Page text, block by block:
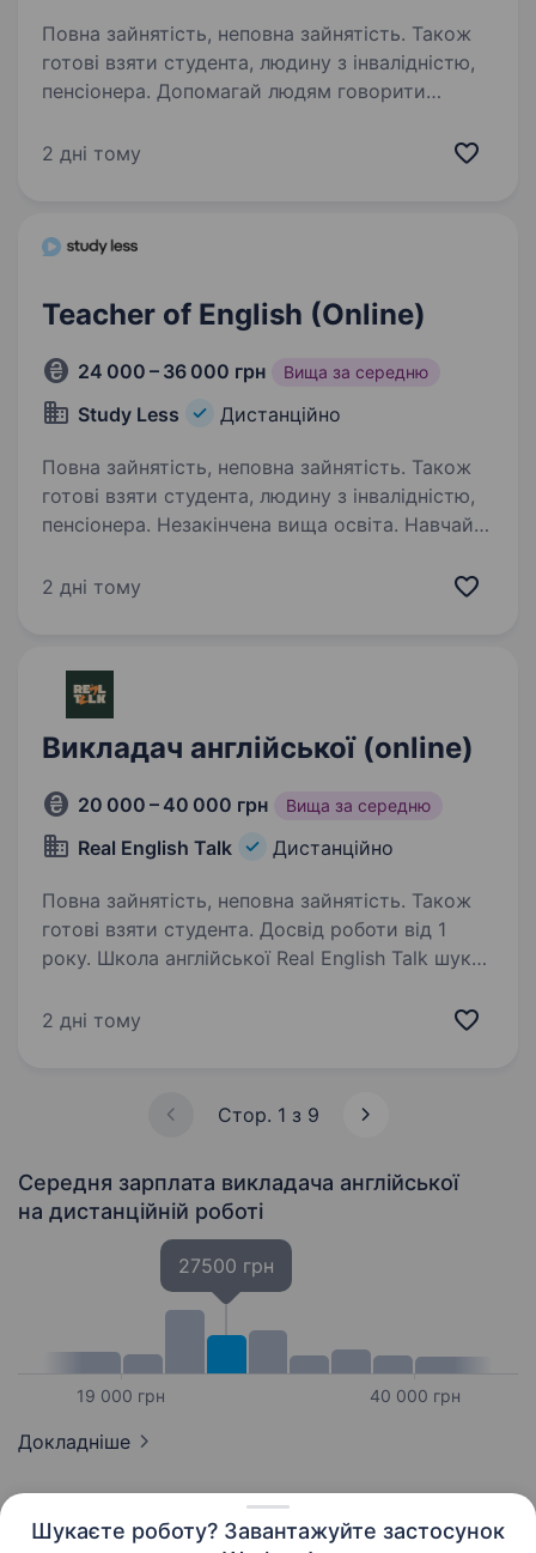
Шукаєте роботу? Завантажуйте застосунок
Повна зайнятість, неповна зайнятість. Також
готові взяти студента, людину з інвалідністю,
пенсіонера. Допомагай людям говорити
Розвивайся щодня Компанія Study Less — одна
англійську не просто предметом,…
2 дні тому
Teacher of English (Online)
24 000 – 36 000 грн Вища за середню
Study Less Дистанційно
Повна зайнятість, неповна зайнятість. Також
готові взяти студента, людину з інвалідністю,
пенсіонера. Незакінчена вища освіта. Навчайте
отримуйте стабільний дохід і розвивайтеся
мови для українців у різних країнах світу.
Ми допомагаємо…
2 дні тому
Викладач англійської (online)
20 000 – 40 000 грн Вища за середню
Real English Talk Дистанційно
Повна зайнятість, неповна зайнятість. Також
готові взяти студента. Досвід роботи від 1
року. Школа англійської Real English Talk шукає
Talk — це онлайн-школа англійської, яка вже
2 дні тому
Стор. 1 з 9
Середня зарплата викладача англійської
на дистанційній роботі
19 000 грн
27500 грн
40 000 грн
Докладніше